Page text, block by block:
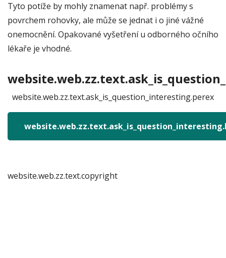
Tyto potíže by mohly znamenat např. problémy s
povrchem rohovky, ale může se jednat i o jiné vážné
onemocnění. Opakované vyšetření u odborného očního
lékaře je vhodné.
website.web.zz.text.ask_is_question_interesting.perex
website.web.zz.text.copyright